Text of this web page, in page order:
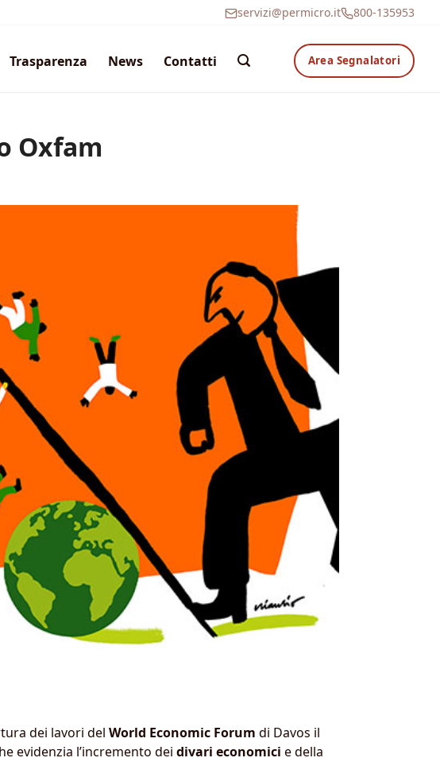
servizi@permicro.it 800-135953
Trasparenza News Contatti Area Segnalatori
Oxfam
dei lavori del World Economic Forum di Davos il
evidenzia l’incremento dei divari economici e della